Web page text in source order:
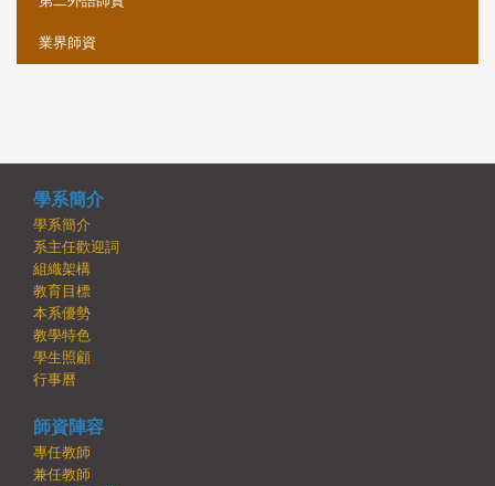
業界師資
學系簡介
學系簡介
系主任歡迎詞
組織架構
教育目標
本系優勢
教學特色
學生照顧
行事曆
師資陣容
專任教師
兼任教師